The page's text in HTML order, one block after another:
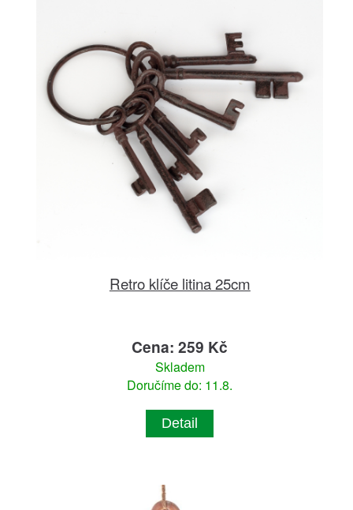
Retro klíče litina 25cm
Cena: 259 Kč
Skladem
Doručíme do: 11.8.
Detail